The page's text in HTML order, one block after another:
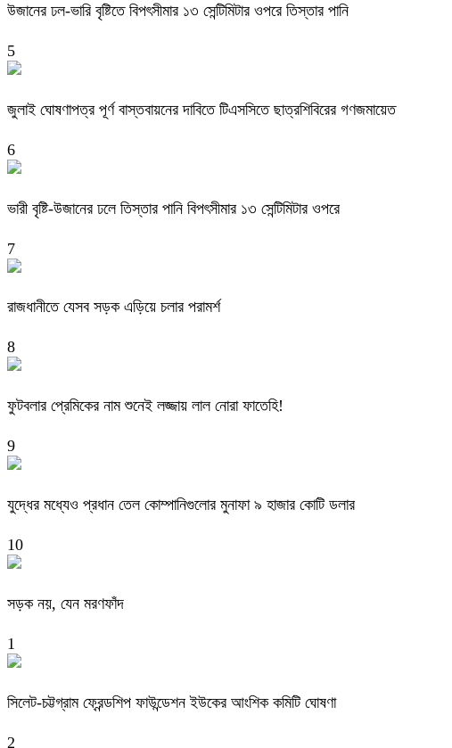
উজানের ঢল-ভারি বৃষ্টিতে বিপৎসীমার ১৩ সেন্টিমিটার ওপরে তিস্তার পানি
5
জুলাই ঘোষণাপত্র পূর্ণ বাস্তবায়নের দাবিতে টিএসসিতে ছাত্রশিবিরের গণজমায়েত
6
ভারী বৃষ্টি-উজানের ঢলে তিস্তার পানি বিপৎসীমার ১৩ সেন্টিমিটার ওপরে
7
রাজধানীতে যেসব সড়ক এড়িয়ে চলার পরামর্শ
8
ফুটবলার প্রেমিকের নাম শুনেই লজ্জায় লাল নোরা ফাতেহি!
9
যুদ্ধের মধ্যেও প্রধান তেল কোম্পানিগুলোর মুনাফা ৯ হাজার কোটি ডলার
10
সড়ক নয়, যেন মরণফাঁদ
1
সিলেট-চট্টগ্রাম ফ্রেন্ডশিপ ফাউন্ডেশন ইউকের আংশিক কমিটি ঘোষণা
2